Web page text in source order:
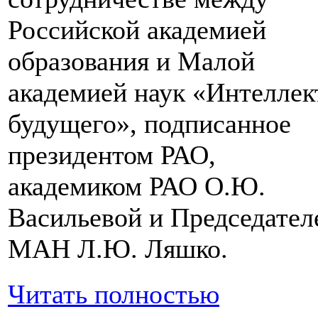
Российской академией
образования и Малой
академией наук
будущего», подписанное
президентом РАО,
академиком РАО О.Ю.
Васильевой и
МАН Л.Ю. Ляшко.
Читать полностью